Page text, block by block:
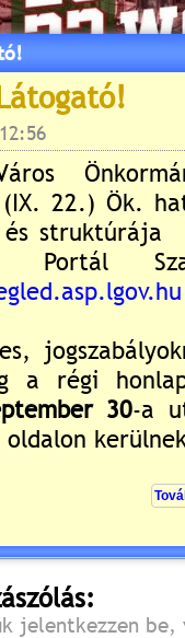
5/2
hozzászólások
jelentkezzen be,